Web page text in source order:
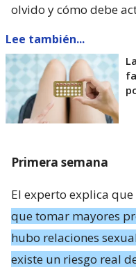
olvido y cómo debe
Lee también...
Primera semana
El experto explica que
que tomar mayores
hubo relaciones
existe un riesgo real